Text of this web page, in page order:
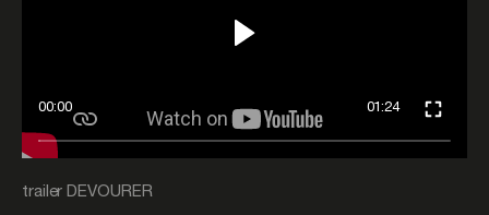
00:00 01:24
trailer DEVOURER